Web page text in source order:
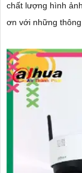
chất lượng hình ảnh
ơn với những